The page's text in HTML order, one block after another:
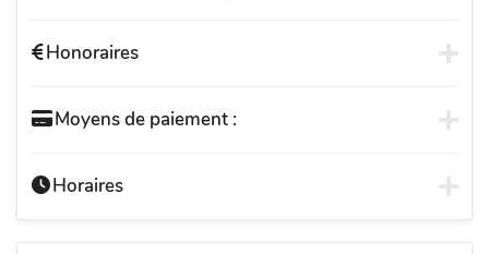
Honoraires
Moyens de paiement :
Horaires